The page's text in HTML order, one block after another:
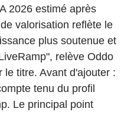
2026 estimé après
valorisation reflète le
plus soutenue et
relève Oddo
le titre. Avant d'ajouter :
tenu du profil
Le principal point